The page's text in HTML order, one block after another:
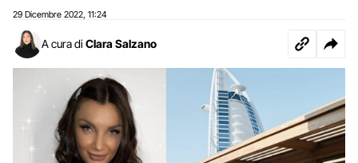
29 Dicembre 2022 11:24
A cura di Clara Salzano